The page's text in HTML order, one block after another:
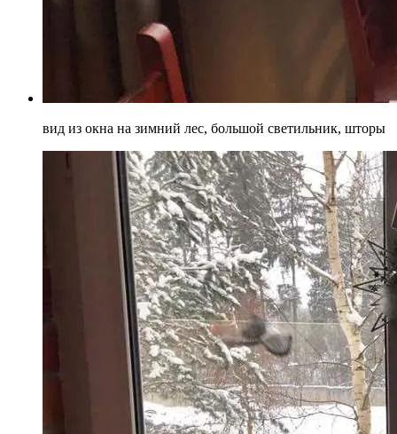
вид из окна на зимний лес, большой светильник, шторы